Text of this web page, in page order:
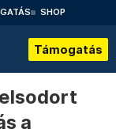
SHOP
Támogatás
a